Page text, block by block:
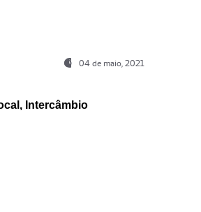
04 de maio, 2021
Intercâmbio